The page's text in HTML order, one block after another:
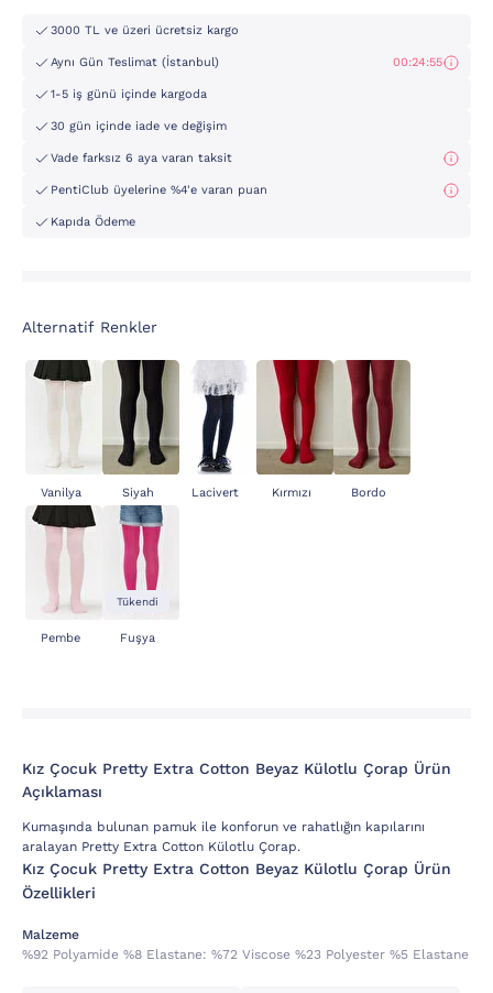
3000 TL ve üzeri ücretsiz kargo
Aynı Gün Teslimat (İstanbul) 00:24:54
1-5 iş günü içinde kargoda
30 gün içinde iade ve değişim
Vade farksız 6 aya varan taksit
PentiClub üyelerine %4'e varan puan
Kapıda Ödeme
Alternatif Renkler
Vanilya Siyah Lacivert Kırmızı Bordo
Pembe
Tükendi
Fuşya
Kız Çocuk Pretty Extra Cotton Beyaz Külotlu Çorap Ürün
Açıklaması
Kumaşında bulunan pamuk ile konforun ve rahatlığın kapılarını
aralayan Pretty Extra Cotton Külotlu Çorap.
Kız Çocuk Pretty Extra Cotton Beyaz Külotlu Çorap Ürün
Özellikleri
Malzeme
%92 Polyamide %8 Elastane: %72 Viscose %23 Polyester %5 Elastane